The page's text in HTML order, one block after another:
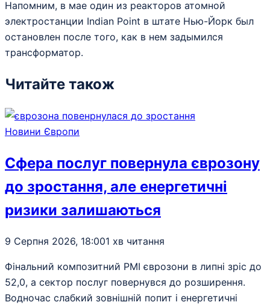
Напомним, в мае один из реакторов атомной
электростанции Indian Point в штате Нью-Йорк был
остановлен после того, как в нем задымился
трансформатор.
Читайте також
Новини Європи
Сфера послуг повернула єврозону
до зростання, але енергетичні
ризики залишаються
9 Серпня 2026, 18:001 хв читання
Фінальний композитний PMI єврозони в липні зріс до
52,0, а сектор послуг повернувся до розширення.
Водночас слабкий зовнішній попит і енергетичні